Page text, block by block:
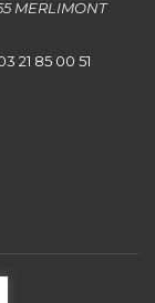
MERLIMONT
21 85 00 51